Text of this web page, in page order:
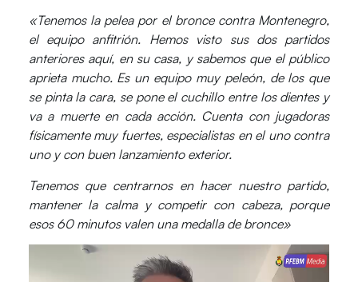
«Tenemos la pelea por el bronce contra Montenegro,
el equipo anfitrión. Hemos visto sus dos partidos
anteriores aquí, en su casa, y sabemos que el público
aprieta mucho. Es un equipo muy peleón, de los que
se pinta la cara, se pone el cuchillo entre los dientes y
va a muerte en cada acción. Cuenta con jugadoras
físicamente muy fuertes, especialistas en el uno contra
uno y con buen lanzamiento exterior.
Tenemos que centrarnos en hacer nuestro partido,
mantener la calma y competir con cabeza, porque
esos 60 minutos valen una medalla de bronce»
Reproductor
de